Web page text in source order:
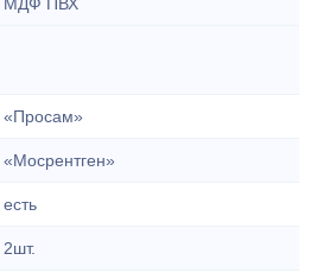
«Просам»
«Мосрентген»
есть
2шт.